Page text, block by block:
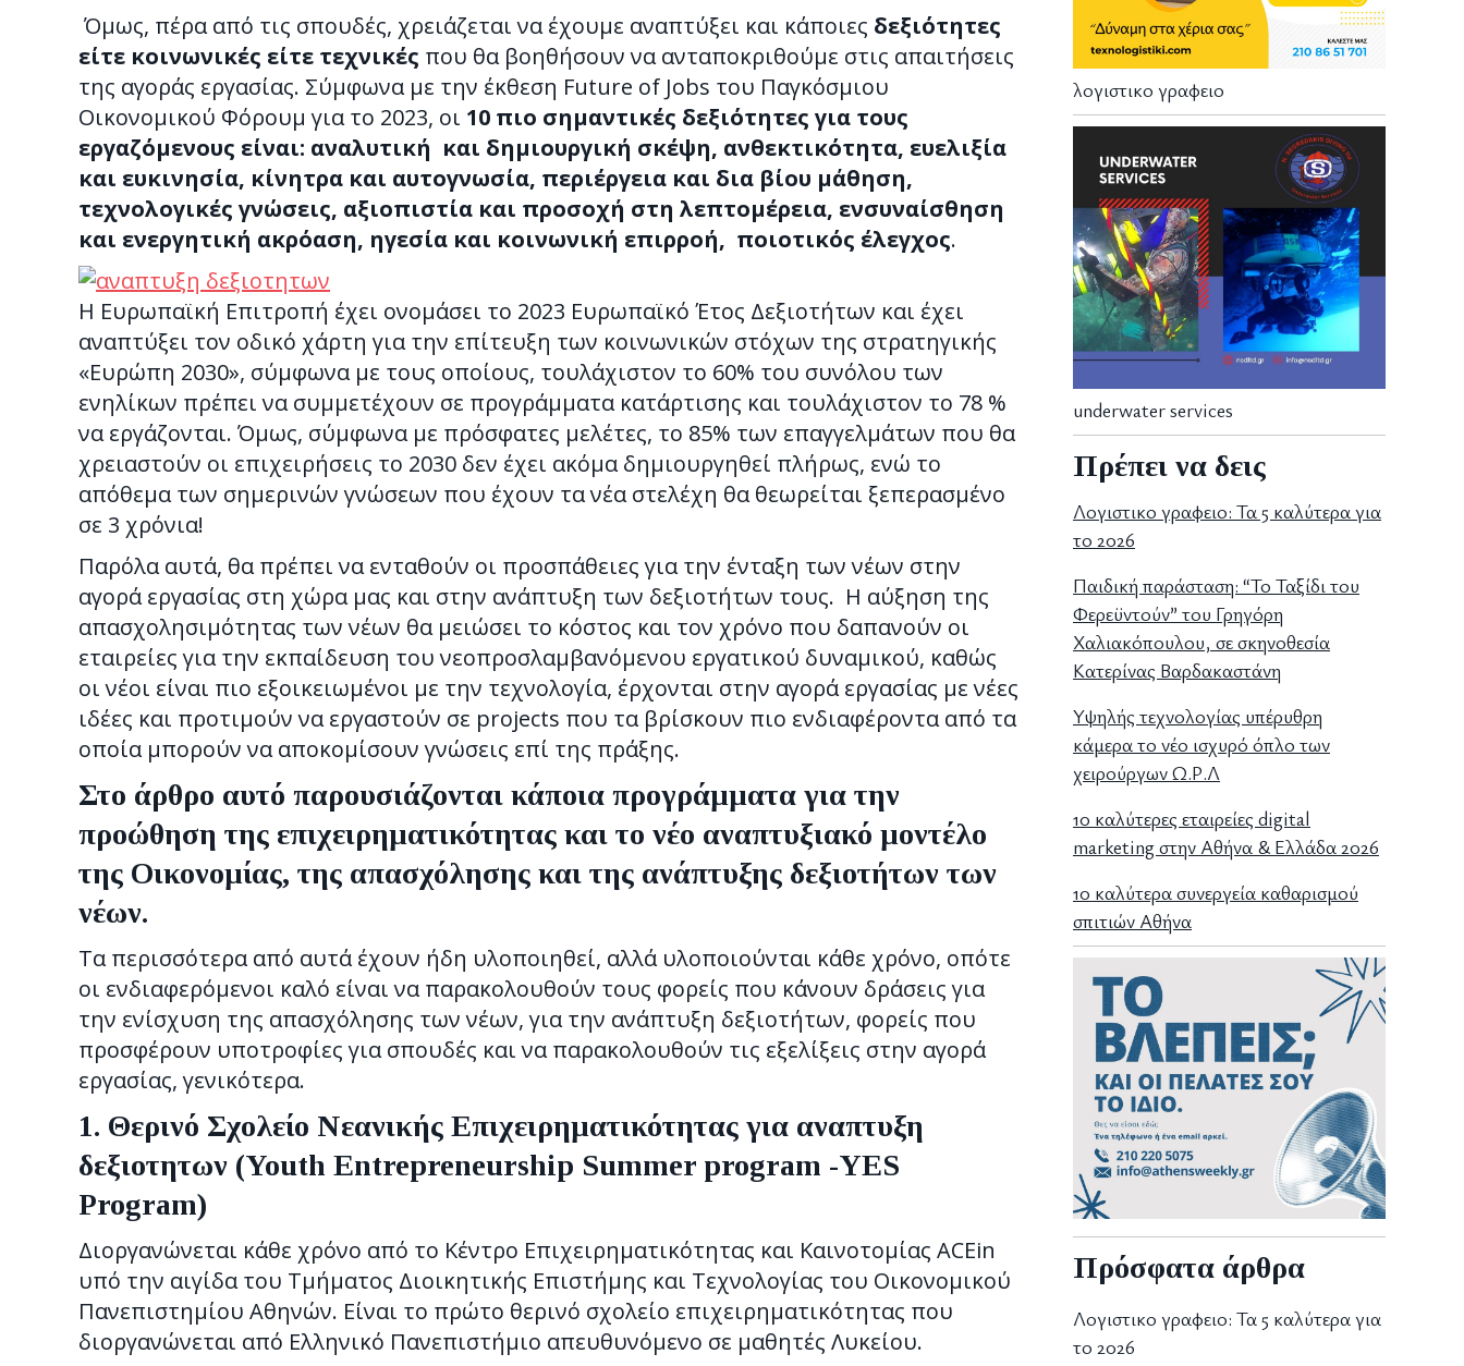
Όμως, πέρα από τις σπουδές, χρειάζεται να έχουμε αναπτύξει και κάποιες δεξιότητες
είτε κοινωνικές είτε τεχνικές που θα βοηθήσουν να ανταποκριθούμε στις απαιτήσεις
της αγοράς εργασίας. Σύμφωνα με την έκθεση Future of Jobs του Παγκόσμιου
Οικονομικού Φόρουμ για το 2023, οι 10 πιο σημαντικές δεξιότητες για τους
εργαζόμενους είναι: αναλυτική και δημιουργική σκέψη, ανθεκτικότητα, ευελιξία
και ευκινησία, κίνητρα και αυτογνωσία, περιέργεια και δια βίου μάθηση,
τεχνολογικές γνώσεις, αξιοπιστία και προσοχή στη λεπτομέρεια, ενσυναίσθηση
και ενεργητική ακρόαση, ηγεσία και κοινωνική επιρροή, ποιοτικός έλεγχος.
Η Ευρωπαϊκή Επιτροπή έχει ονομάσει το 2023 Ευρωπαϊκό Έτος Δεξιοτήτων και έχει
αναπτύξει τον οδικό χάρτη για την επίτευξη των κοινωνικών στόχων της στρατηγικής
«Ευρώπη 2030», σύμφωνα με τους οποίους, τουλάχιστον το 60% του συνόλου των
ενηλίκων πρέπει να συμμετέχουν σε προγράμματα κατάρτισης και τουλάχιστον το 78 %
να εργάζονται. Όμως, σύμφωνα με πρόσφατες μελέτες, το 85% των επαγγελμάτων που θα
χρειαστούν οι επιχειρήσεις το 2030 δεν έχει ακόμα δημιουργηθεί πλήρως, ενώ το
απόθεμα των σημερινών γνώσεων που έχουν τα νέα στελέχη θα θεωρείται ξεπερασμένο
σε 3 χρόνια!
Παρόλα αυτά, θα πρέπει να ενταθούν οι προσπάθειες για την ένταξη των νέων στην
αγορά εργασίας στη χώρα μας και στην ανάπτυξη των δεξιοτήτων τους. Η αύξηση της
απασχολησιμότητας των νέων θα μειώσει το κόστος και τον χρόνο που δαπανούν οι
εταιρείες για την εκπαίδευση του νεοπροσλαμβανόμενου εργατικού δυναμικού, καθώς
οι νέοι είναι πιο εξοικειωμένοι με την τεχνολογία, έρχονται στην αγορά εργασίας με νέες
ιδέες και προτιμούν να εργαστούν σε projects που τα βρίσκουν πιο ενδιαφέροντα από τα
οποία μπορούν να αποκομίσουν γνώσεις επί της πράξης.
Στο άρθρο αυτό παρουσιάζονται κάποια προγράμματα για την
προώθηση της επιχειρηματικότητας και το νέο αναπτυξιακό μοντέλο
της Οικονομίας, της απασχόλησης και της ανάπτυξης δεξιοτήτων των
νέων.
Τα περισσότερα από αυτά έχουν ήδη υλοποιηθεί, αλλά υλοποιούνται κάθε χρόνο, οπότε
οι ενδιαφερόμενοι καλό είναι να παρακολουθούν τους φορείς που κάνουν δράσεις για
την ενίσχυση της απασχόλησης των νέων, για την ανάπτυξη δεξιοτήτων, φορείς που
προσφέρουν υποτροφίες για σπουδές και να παρακολουθούν τις εξελίξεις στην αγορά
εργασίας, γενικότερα.
1. Θερινό Σχολείο Νεανικής Επιχειρηματικότητας για αναπτυξη
δεξιοτητων (Youth Entrepreneurship Summer program -YES
Program)
Διοργανώνεται κάθε χρόνο από το Κέντρο Επιχειρηματικότητας και Καινοτομίας ACEin
υπό την αιγίδα του Τμήματος Διοικητικής Επιστήμης και Τεχνολογίας του Οικονομικού
Πανεπιστημίου Αθηνών. Είναι το πρώτο θερινό σχολείο επιχειρηματικότητας που
διοργανώνεται από Ελληνικό Πανεπιστήμιο απευθυνόμενο σε μαθητές Λυκείου.
λογιστικο γραφειο
underwater services
Πρέπει να δεις
Λογιστικο γραφειο: Τα 5 καλύτερα για
το 2026
Παιδική παράσταση: “Το Ταξίδι του
Φερεϋντούν” του Γρηγόρη
Χαλιακόπουλου, σε σκηνοθεσία
Κατερίνας Βαρδακαστάνη
Υψηλής τεχνολογίας υπέρυθρη
κάμερα το νέο ισχυρό όπλο των
χειρούργων Ω.Ρ.Λ
10 καλύτερες εταιρείες digital
marketing στην Αθήνα & Ελλάδα 2026
10 καλύτερα συνεργεία καθαρισμού
σπιτιών Αθήνα
Πρόσφατα άρθρα
Λογιστικο γραφειο: Τα 5 καλύτερα για
το 2026